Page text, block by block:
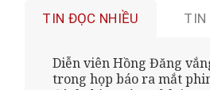
TIN ĐỌC NHIỀU TIN
Diễn viên Hồng Đăng
trong họp báo ra mắt